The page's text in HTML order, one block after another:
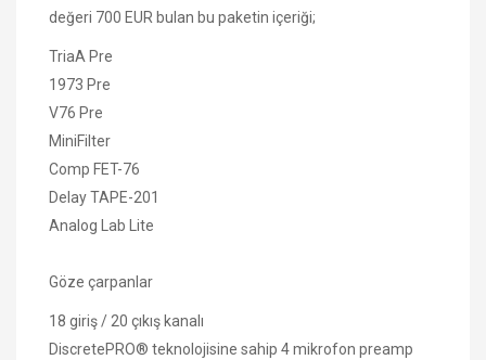
değeri 700 EUR bulan bu paketin içeriği;
TriaA Pre
1973 Pre
V76 Pre
MiniFilter
Comp FET-76
Delay TAPE-201
Analog Lab Lite
Göze çarpanlar
18 giriş / 20 çıkış kanalı
DiscretePRO® teknolojisine sahip 4 mikrofon preamp